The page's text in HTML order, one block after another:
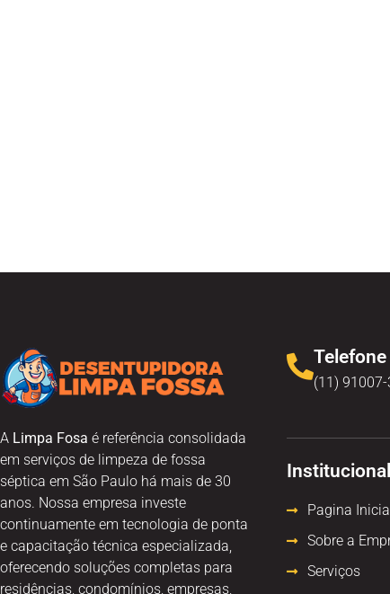
A Limpa Fosa é referência consolidada
em serviços de limpeza de fossa
séptica em São Paulo há mais de 30
anos. Nossa empresa investe
continuamente em tecnologia de ponta
e capacitação técnica especializada,
oferecendo soluções completas para
residências, condomínios, empresas,
Telefone
(11)
Institucional
Pagina Inicial
Sobre a
Serviços